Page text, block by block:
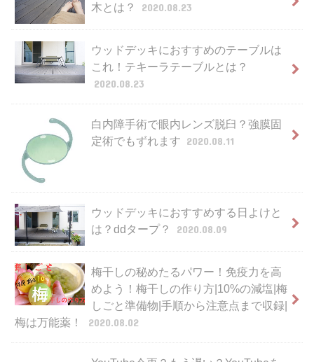
木とは？
2020.08.23
ウッドデッキにおすすめのテーブルは
これ！テキーラテーブルとは？
2020.08.23
白内障手術で眼内レンズ脱臼？強膜固
定術でもずれます 2020.08.11
ウッドデッキにおすすめする日よけと
は？ddタープ？
2020.08.09
梅干しの秘めたるパワー！免疫力を高
めよう！梅干しの作り方|10%の減塩|梅
しごと準備物|手順から注意点まで収録|
梅は万能薬！
2020.08.02